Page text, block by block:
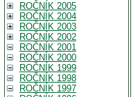
ROČNÍK 2005
ROČNÍK 2004
ROČNÍK 2003
ROČNÍK 2002
ROČNÍK 2001
ROČNÍK 2000
ROČNÍK 1999
ROČNÍK 1998
ROČNÍK 1997